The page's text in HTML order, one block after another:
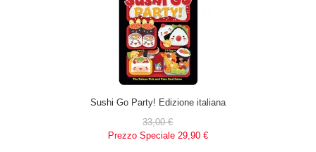
Sushi Go Party! Edizione italiana
33,00 €
Prezzo Speciale 29,90 €